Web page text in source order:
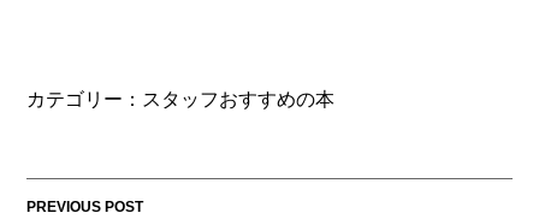
カテゴリー： スタッフおすすめの本
Post
PREVIOUS POST